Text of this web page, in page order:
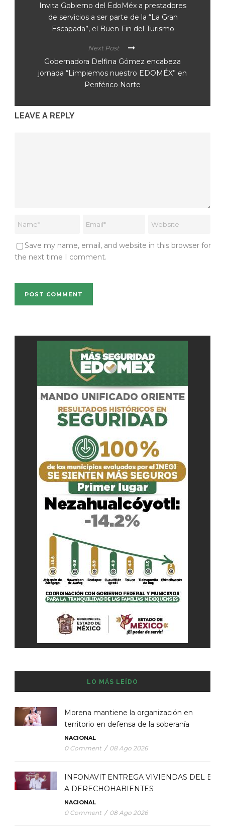
Invita Gobierno del EdoMéx a prestadores
de servicios a ser parte de la “La Gran
Escapada”, el Buen Fin del Turismo
Next Post
Gobernadora Delfina Gómez encabeza
jornada “Limpiemos nuestro EDOMÉX” en
Periférico Norte
LEAVE A REPLY
Save my name, email, and website in this browser for
the next time I comment.
LO MÁS LEÍDO
Morena mantiene la organización en
territorio en defensa de la soberanía
NACIONAL
0 Comment / 08 Ago 2026
INFONAVIT ENTREGA VIVIENDAS DEL
A DERECHOHABIENTES
NACIONAL
0 Comment / 08 Ago 2026